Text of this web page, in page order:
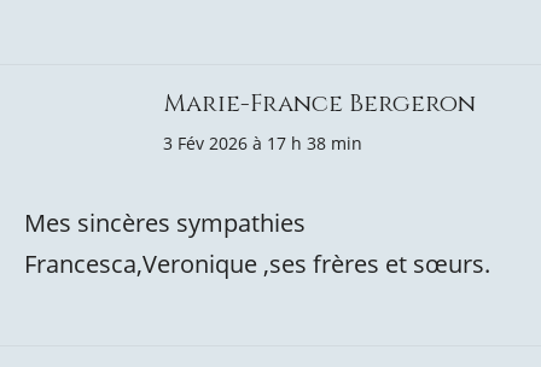
Marie-France Bergeron
3 Fév 2026 à 17 h 38 min
Mes sincères sympathies
Francesca,Veronique ,ses frères et sœurs.